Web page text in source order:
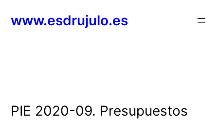
www.esdrujulo.es
PIE 2020-09. Presupuestos